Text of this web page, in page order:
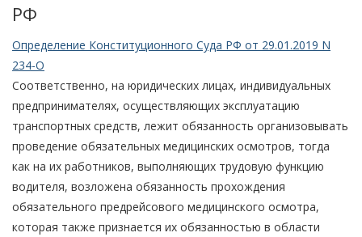
РФ
Определение Конституционного Суда РФ от 29.01.2019 N
234-О
Соответственно, на юридических лицах, индивидуальных
предпринимателях, осуществляющих эксплуатацию
транспортных средств, лежит обязанность организовывать
проведение обязательных медицинских осмотров, тогда
как на их работников, выполняющих трудовую функцию
водителя, возложена обязанность прохождения
обязательного предрейсового медицинского осмотра,
которая также признается их обязанностью в области